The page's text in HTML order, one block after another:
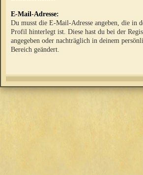
E-Mail-Adresse:
Du musst die E-Mail-Adresse angeben, die in
Profil hinterlegt ist. Diese hast du bei der
angegeben oder nachträglich in deinem
Bereich geändert.